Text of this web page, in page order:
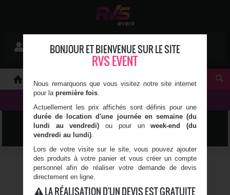
Se connecter
0 article(s)
MOQUETTE
MOQUETTE - BLANC CASSÉ
Matière : Polypropylène
BONJOUR ET BIENVENUE SUR LE SITE
RVS EVENT
Nous remarquons que vous visitez notre site internet
pour la première fois.
Actuellement les prix affichés sont définis pour une
durée de location d'une journée en semaine (du
lundi au vendredi) ou pour unweek-end (du
vendredi au lundi).
Lors de votre visite sur le site, vous pouvez ajouter
des produits à votre panier et vous créer un compte
personnel afin de réaliser votre demande de devis
directement en ligne.
LA RÉALISATION D'UN DEVIS ESTGRATUITE